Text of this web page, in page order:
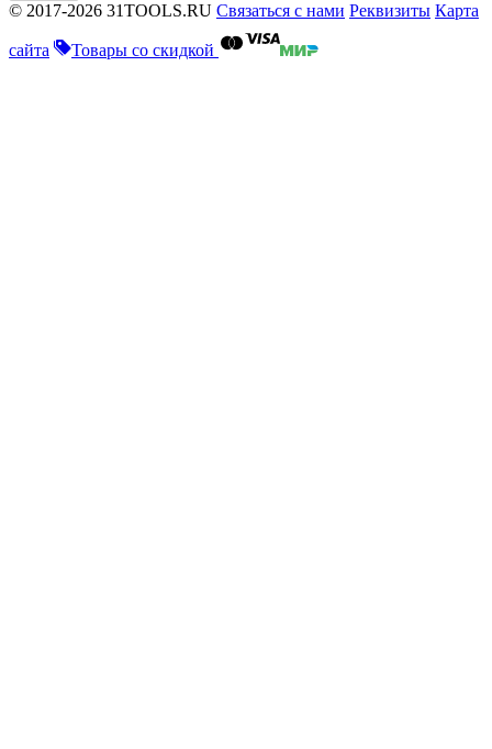
© 2017-2026 31TOOLS.RU Связаться с нами Реквизиты Карта
сайта Товары со скидкой